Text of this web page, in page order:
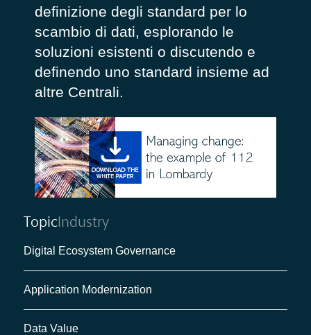
definizione degli standard per lo
scambio di dati, esplorando le
soluzioni esistenti o discutendo e
definendo uno standard insieme ad
altre Centrali.
TopicIndustry
Digital Ecosystem Governance
Application Modernization
Data Value